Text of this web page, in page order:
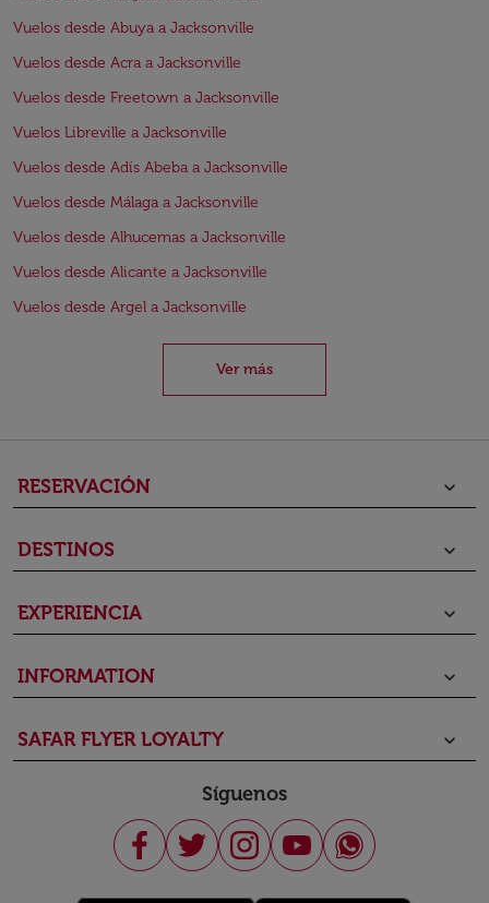
Vuelos desde Abuya a Jacksonville
Vuelos desde Acra a Jacksonville
Vuelos desde Freetown a Jacksonville
Vuelos Libreville a Jacksonville
Vuelos desde Adís Abeba a Jacksonville
Vuelos desde Málaga a Jacksonville
Vuelos desde Alhucemas a Jacksonville
Vuelos desde Alicante a Jacksonville
Vuelos desde Argel a Jacksonville
Ver más
RESERVACIÓN keyboard_arrow_down
DESTINOS keyboard_arrow_down
EXPERIENCIA keyboard_arrow_down
INFORMATION keyboard_arrow_down
SAFAR FLYER LOYALTY keyboard_arrow_down
Síguenos